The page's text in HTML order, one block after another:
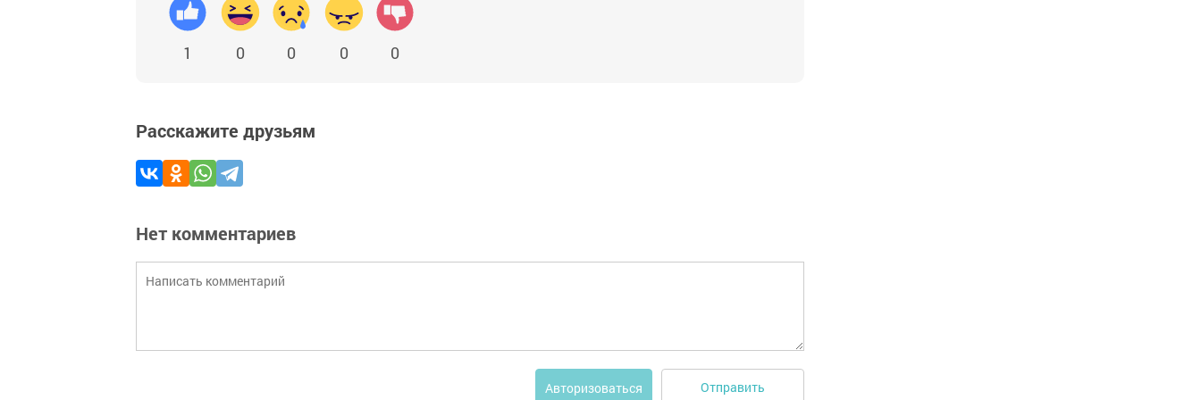
1 0 0 0 0
Расскажите друзьям
Нет комментариев
Авторизоваться Отправить